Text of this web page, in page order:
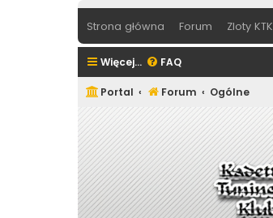
Strona główna Forum Zloty KTK
Więcej… FAQ
Portal Forum Ogólne